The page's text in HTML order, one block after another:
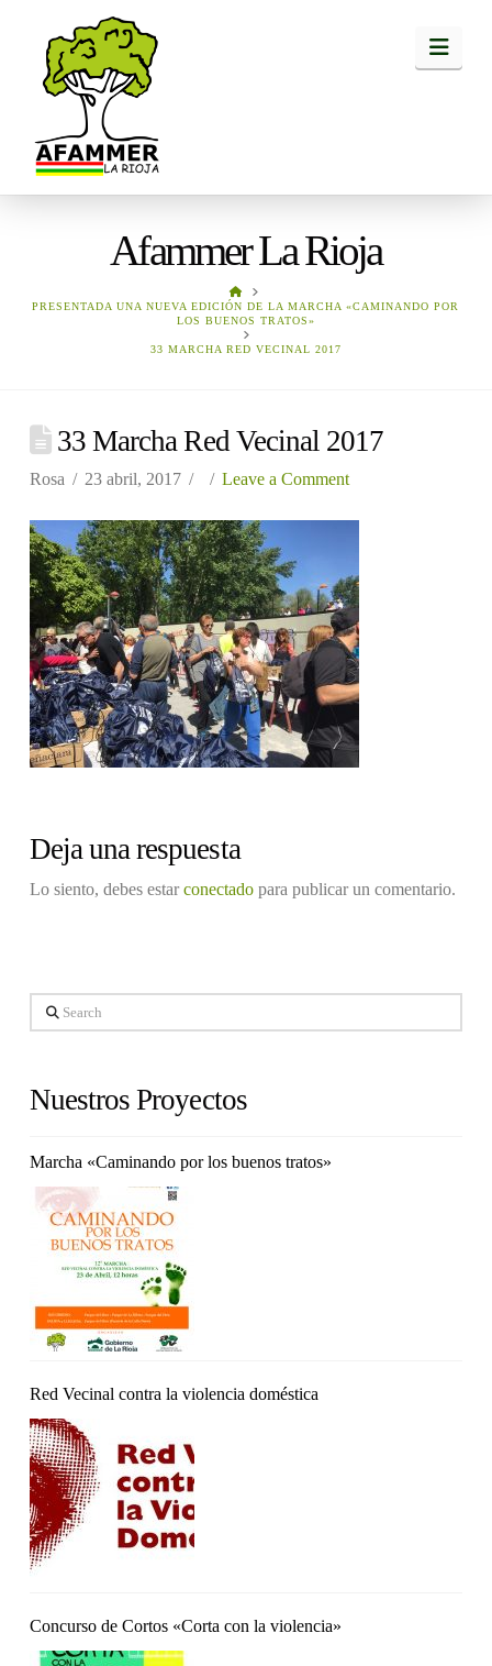
Afammer La Rioja
HOME
PRESENTADA UNA NUEVA EDICIÓN DE LA MARCHA «CAMINANDO POR
LOS BUENOS TRATOS»
33 MARCHA RED VECINAL 2017
33 Marcha Red Vecinal 2017
Rosa 23 abril, 2017 Leave a Comment
Deja una respuesta
Lo siento, debes estarconectadopara publicar un comentario.
Search
Nuestros Proyectos
Marcha «Caminando por los buenos tratos»
Red Vecinal contra la violencia doméstica
Concurso de Cortos «Corta con la violencia»